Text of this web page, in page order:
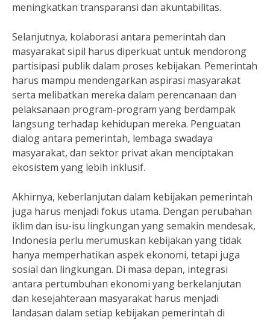
meningkatkan transparansi dan akuntabilitas.
Selanjutnya, kolaborasi antara pemerintah dan
masyarakat sipil harus diperkuat untuk mendorong
partisipasi publik dalam proses kebijakan. Pemerintah
harus mampu mendengarkan aspirasi masyarakat
serta melibatkan mereka dalam perencanaan dan
pelaksanaan program-program yang berdampak
langsung terhadap kehidupan mereka. Penguatan
dialog antara pemerintah, lembaga swadaya
masyarakat, dan sektor privat akan menciptakan
ekosistem yang lebih inklusif.
Akhirnya, keberlanjutan dalam kebijakan pemerintah
juga harus menjadi fokus utama. Dengan perubahan
iklim dan isu-isu lingkungan yang semakin mendesak,
Indonesia perlu merumuskan kebijakan yang tidak
hanya memperhatikan aspek ekonomi, tetapi juga
sosial dan lingkungan. Di masa depan, integrasi
antara pertumbuhan ekonomi yang berkelanjutan
dan kesejahteraan masyarakat harus menjadi
landasan dalam setiap kebijakan pemerintah di